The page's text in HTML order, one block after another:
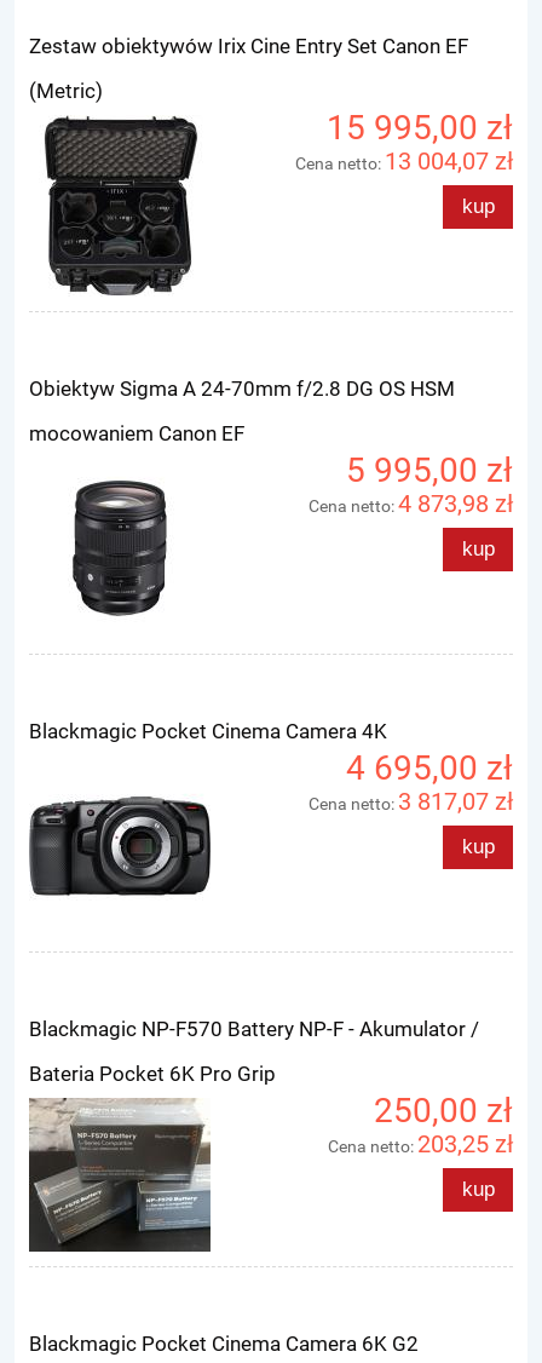
Zestaw obiektywów Irix Cine Entry Set Canon EF
(Metric)
15 995,00 zł
Cena netto: 13 004,07 zł
kup
Obiektyw Sigma A 24-70mm f/2.8 DG OS HSM
mocowaniem Canon EF
5 995,00 zł
Cena netto:4 873,98 zł
kup
Blackmagic Pocket Cinema Camera 4K
4 695,00 zł
Cena netto: 3 817,07 zł
kup
Blackmagic NP-F570 Battery NP-F - Akumulator /
Bateria Pocket 6K Pro Grip
250,00 zł
Cena netto: 203,25 zł
kup
Blackmagic Pocket Cinema Camera 6K G2